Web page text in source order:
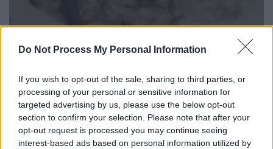
Do Not Process My Personal Information
If you wish to opt-out of the sale, sharing to third parties, or
processing of your personal or sensitive information for
targeted advertising by us, please use the below opt-out
section to confirm your selection. Please note that after your
opt-out request is processed you may continue seeing
interest-based ads based on personal information utilized by
Εικόνα: ICookGreek
60' 4